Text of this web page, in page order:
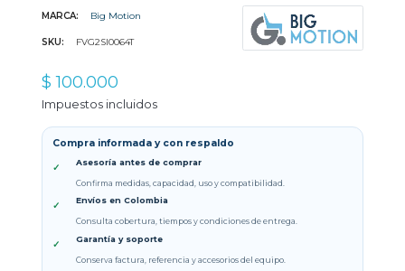
MARCA: Big Motion
SKU: FVG2SI0064T
$ 100.000
Impuestos incluidos
Compra informada y con respaldo
✓ Asesoría antes de comprar
Confirma medidas, capacidad, uso y compatibilidad.
✓ Envíos en Colombia
Consulta cobertura, tiempos y condiciones de entrega.
✓ Garantía y soporte
Conserva factura, referencia y accesorios del equipo.